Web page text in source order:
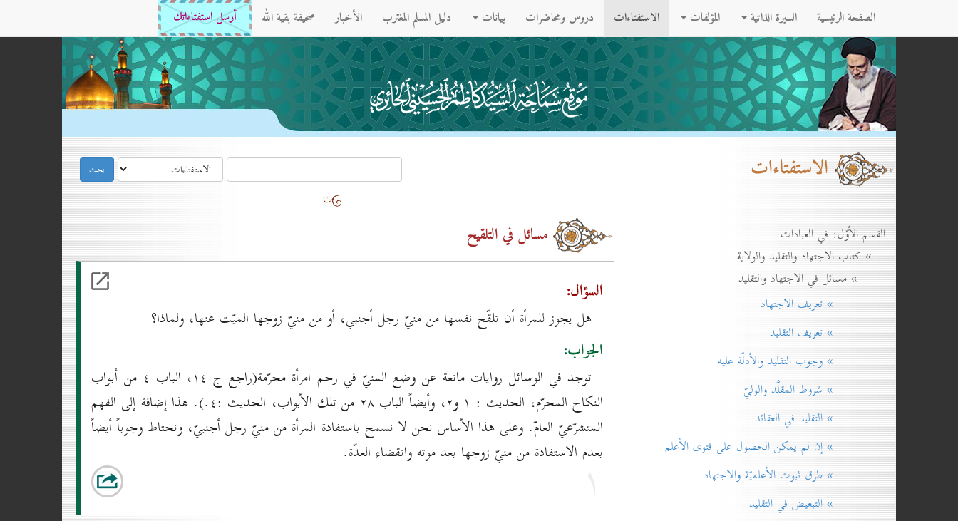
الصفحة الرئيسية السيرة الذاتية المؤلفات الاستفتاءات دروس ومحاضرات بيانات دليل المسلم المغترب الأخبار صحيفة بقية الله أرسل استفتاءاتك
الاستفتاءات
مسائل في التلقيح
السؤال:
هل يجوز للمرأة أن تلقّح نفسها من منيّ رجل أجنبي، أو من منيّ زوجها الميّت عنها، ولماذا؟
الجواب:
توجد في الوسائل روايات مانعة عن وضع المنيّ في رحم امرأة محرّمة(راجع ج ۱٤، الباب ٤ من أبواب
النكاح المحرّم، الحديث : ۱ و۲، وأيضاً الباب ۲۸ من تلك الأبواب، الحديث :٤.). هذا إضافة إلى الفهم
المتشرّعيّ العامّ. وعلى هذا الأساس نحن لا نسمح باستفادة المرأة من منيّ رجل أجنبيّ، ونحتاط وجوباً أيضاً
بعدم الاستفادة من منيّ زوجها بعد موته وانقضاء العدّة.
۱
القسم الأوّل: في العبادات
» كتاب الاجتهاد والتقليد والولاية
» مسائل في الاجتهاد والتقليد
» تعريف الاجتهاد
» تعريف التقليد
» وجوب التقليد والأدلّة عليه
» شروط المقلَّد والوليّ
» التقليد في العقائد
» إن لم یمکن الحصول علی فتوی الأعلم
» طرق ثبوت الأعلميّة والاجتهاد
» التبعيض في التقليد